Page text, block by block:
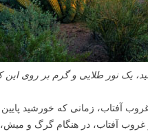
نور طلایی و گرم بر روی این
آفتاب، زمانی که خورشید
غروب آفتاب، در هنگام گرگ و